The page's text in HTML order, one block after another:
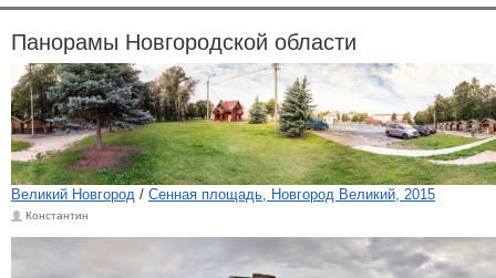
Панорамы Новгородской области
Великий Новгород / Сенная площадь, Новгород Великий, 2015
Константин